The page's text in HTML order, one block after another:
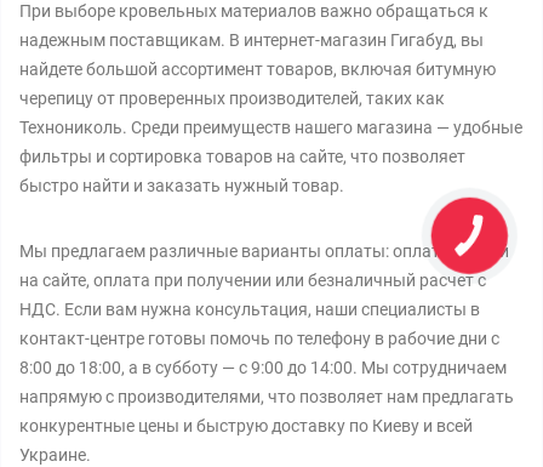
При выборе кровельных материалов важно обращаться к
надежным поставщикам. В интернет-магазин Гигабуд, вы
найдете большой ассортимент товаров, включая битумную
черепицу от проверенных производителей, таких как
Технониколь. Среди преимуществ нашего магазина — удобные
фильтры и сортировка товаров на сайте, что позволяет
быстро найти и заказать нужный товар.
Мы предлагаем различные варианты оплаты: оплата картой
на сайте, оплата при получении или безналичный расчет с
НДС. Если вам нужна консультация, наши специалисты в
контакт-центре готовы помочь по телефону в рабочие дни с
8:00 до 18:00, а в субботу — с 9:00 до 14:00. Мы сотрудничаем
напрямую с производителями, что позволяет нам предлагать
конкурентные цены и быструю доставку по Киеву и всей
Украине.